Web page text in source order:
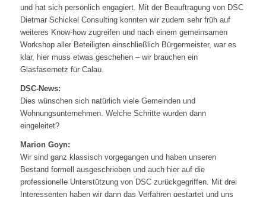
und hat sich persönlich engagiert. Mit der Beauftragung von DSC
Dietmar Schickel Consulting konnten wir zudem sehr früh auf
weiteres Know-how zugreifen und nach einem gemeinsamen
Workshop aller Beteiligten einschließlich Bürgermeister, war es
klar, hier muss etwas geschehen – wir brauchen ein
Glasfasernetz für Calau.
DSC-News:
Dies wünschen sich natürlich viele Gemeinden und
Wohnungsunternehmen. Welche Schritte wurden dann
eingeleitet?
Marion Goyn:
Wir sind ganz klassisch vorgegangen und haben unseren
Bestand formell ausgeschrieben und auch hier auf die
professionelle Unterstützung von DSC zurückgegriffen. Mit drei
Interessenten haben wir dann das Verfahren gestartet und uns